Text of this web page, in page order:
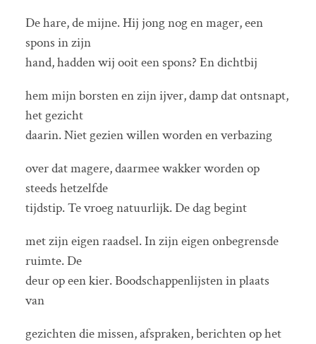
De hare, de mijne. Hij jong nog en mager, een
spons in zijn
hand, hadden wij ooit een spons? En dichtbij
hem mijn borsten en zijn ijver, damp dat ontsnapt,
het gezicht
daarin. Niet gezien willen worden en verbazing
over dat magere, daarmee wakker worden op
steeds hetzelfde
tijdstip. Te vroeg natuurlijk. De dag begint
met zijn eigen raadsel. In zijn eigen onbegrensde
ruimte. De
deur op een kier. Boodschappenlijsten in plaats
van
gezichten die missen, afspraken, berichten op het